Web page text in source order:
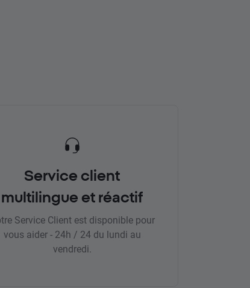
Service client
multilingue et réactif
Service Client est disponible pour
vous aider - 24h / 24 du lundi au
vendredi.